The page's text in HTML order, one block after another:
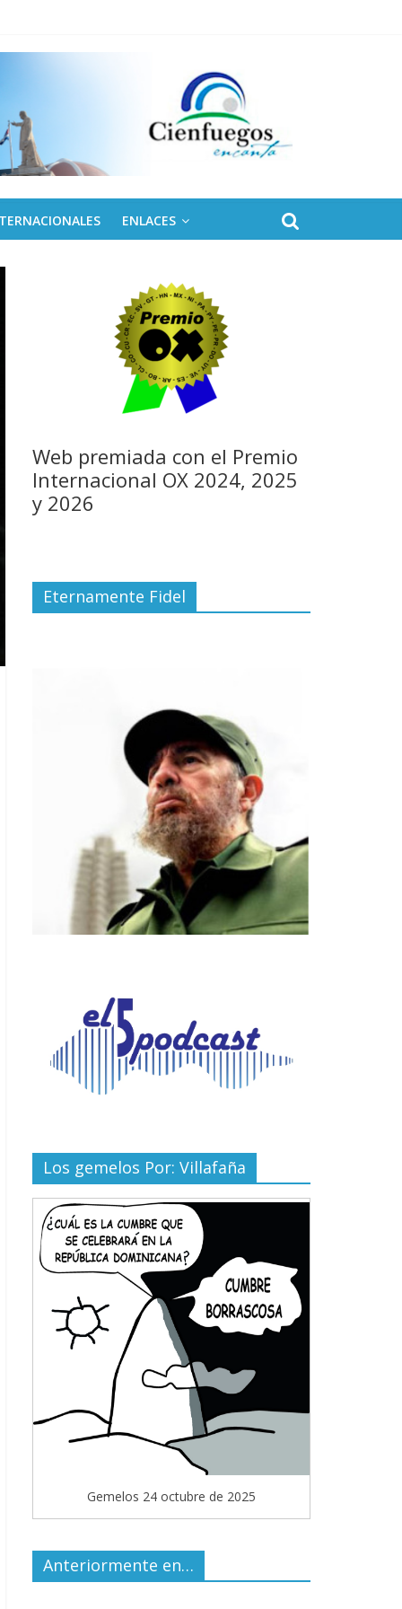
Fidel
ENLACES
Web premiada con el Premio
Internacional OX 2024, 2025
y 2026
Eternamente Fidel
Los gemelos Por: Villafaña
Gemelos 24 octubre de 2025
Anteriormente en…